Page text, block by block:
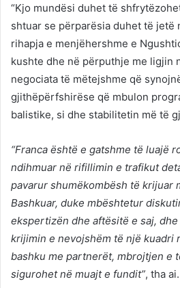
“Kjo mundësi duhet të
shtuar se përparësia duhet të jetë
rihapja e menjëhershme e
kushte dhe në përputhje me ligjin
negociata të mëtejshme që
gjithëpërfshirëse që mbulon
balistike, si dhe stabilitetin më të
“Franca është e gatshme të luajë
ndihmuar në rifillimin e trafikut
pavarur shumëkombësh të krijuar
Bashkuar, duke mbështetur
ekspertizën dhe aftësitë e saj,
krijimin e nevojshëm të një kuadri
bashku me partnerët, mbrojtjen e
sigurohet në muajt e fundit”, tha ai.